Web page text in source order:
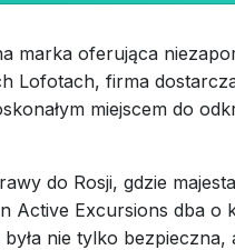
marka oferująca
Lofotach, firma
miejscem do
do Rosji, gdzie
Active Excursions dba
nie tylko